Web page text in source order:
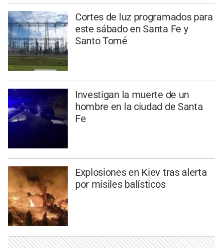
Cortes de luz programados para
este sábado en Santa Fe y
Santo Tomé
Investigan la muerte de un
hombre en la ciudad de Santa
Fe
Explosiones en Kiev tras alerta
por misiles balísticos